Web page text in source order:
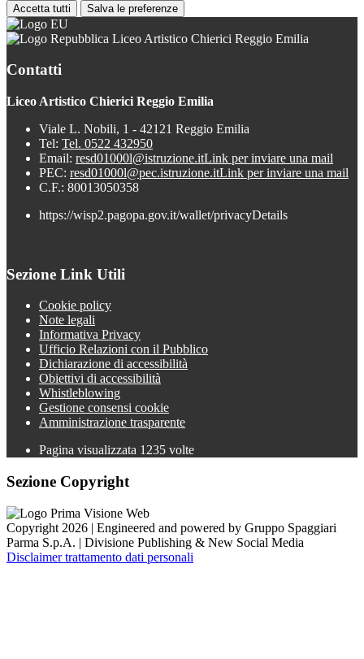
Accetta tutti Salva le preferenze
Liceo Artistico Chierici Reggio Emilia
Contatti
Liceo Artistico Chierici Reggio Emilia
Viale L. Nobili, 1 - 42121 Reggio Emilia
Tel: Tel. 0522 432950
Email: resd01000l@istruzione.itLink per inviare una mail
PEC: resd01000l@pec.istruzione.itLink per inviare una mail
C.F.: 80013050358
https://wisp2.pagopa.gov.it/wallet/privacyDetails
Sezione Link Utili
Cookie policy
Note legali
Informativa Privacy
Ufficio Relazioni con il Pubblico
Dichiarazione di accessibilità
Obiettivi di accessibilità
Whistleblowing
Gestione consensi cookie
Amministrazione trasparente
Pagina visualizzata 1235 volte
Sezione Copyright
Copyright 2026 | Engineered and powered by Gruppo Spaggiari
Parma S.p.A. | Divisione Publishing & New Social Media
Disclaimer trattamento dati personali